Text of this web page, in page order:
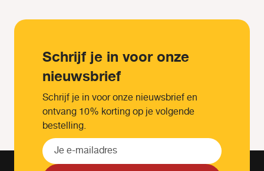
Schrijf je in voor onze
nieuwsbrief
Schrijf je in voor onze nieuwsbrief en
ontvang 10% korting op je volgende
bestelling.